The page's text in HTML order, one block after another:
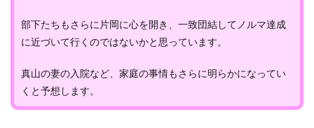
部下たちもさらに片岡に心を開き、一致団結してノルマ達成
に近づいて行くのではないかと思っています。
真山の妻の入院など、家庭の事情もさらに明らかになってい
くと予想します。